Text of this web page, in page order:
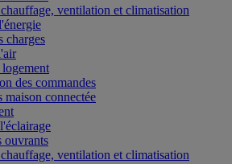
ventilation et climatisation
charges
des commandes
maison connectée
ouvrants
ventilation et climatisation